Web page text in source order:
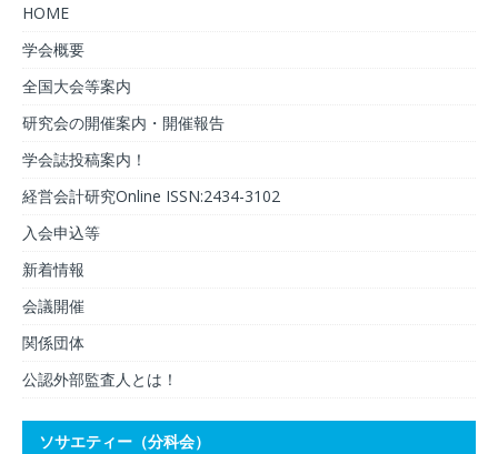
HOME
学会概要
全国大会等案内
研究会の開催案内・開催報告
学会誌投稿案内！
経営会計研究Online ISSN:2434-3102
入会申込等
新着情報
会議開催
関係団体
公認外部監査人とは！
ソサエティー（分科会）